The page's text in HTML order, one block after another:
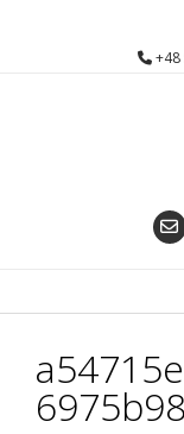
+48